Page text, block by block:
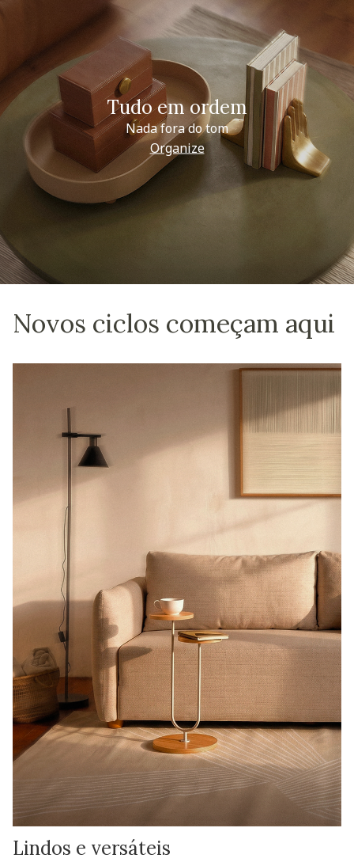
Tudo em ordem
Nada fora do tom
Organize
Novos ciclos começam aqui
Lindos e versáteis